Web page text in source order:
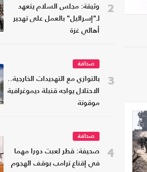
2
وثيقة: مجلس السلام يتعهد
لـ"إسرائيل" بالعمل على تهجير
أهالي غزة
3
صحافة
بالتوازي مع التهديدات الخارجية..
الاحتلال يواجه قنبلة ديموغرافية
موقوتة
4
صحافة
صحيفة: قطر لعبت دورا مهما
في إقناع ترامب بوقف الهجوم